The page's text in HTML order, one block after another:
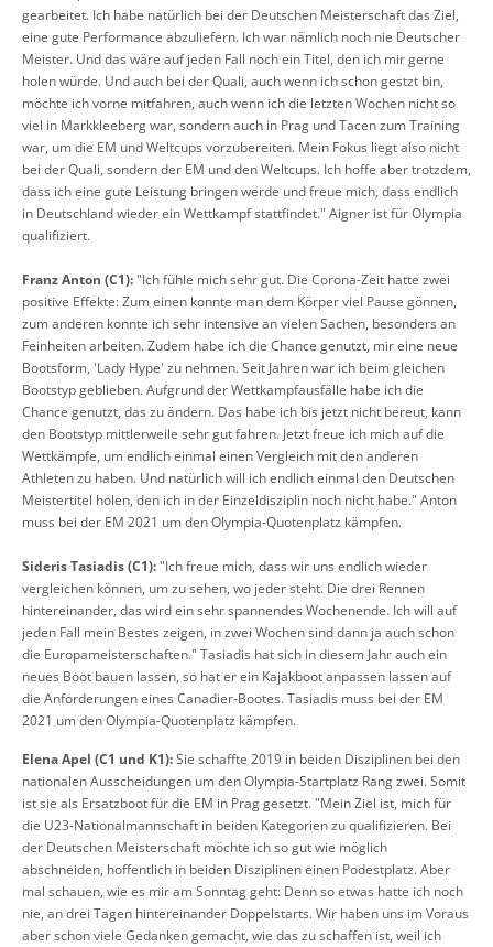
gearbeitet. Ich habe natürlich bei der Deutschen Meisterschaft das Ziel,
eine gute Performance abzuliefern. Ich war nämlich noch nie Deutscher
Meister. Und das wäre auf jeden Fall noch ein Titel, den ich mir gerne
holen würde. Und auch bei der Quali, auch wenn ich schon gestzt bin,
möchte ich vorne mitfahren, auch wenn ich die letzten Wochen nicht so
viel in Markkleeberg war, sondern auch in Prag und Tacen zum Training
war, um die EM und Weltcups vorzubereiten. Mein Fokus liegt also nicht
bei der Quali, sondern der EM und den Weltcups. Ich hoffe aber trotzdem,
dass ich eine gute Leistung bringen werde und freue mich, dass endlich
in Deutschland wieder ein Wettkampf stattfindet." Aigner ist für Olympia
qualifiziert.
Franz Anton (C1):"Ich fühle mich sehr gut. Die Corona-Zeit hatte zwei
positive Effekte: Zum einen konnte man dem Körper viel Pause gönnen,
zum anderen konnte ich sehr intensive an vielen Sachen, besonders an
Feinheiten arbeiten. Zudem habe ich die Chance genutzt, mir eine neue
Bootsform, 'Lady Hype' zu nehmen. Seit Jahren war ich beim gleichen
Bootstyp geblieben. Aufgrund der Wettkampfausfälle habe ich die
Chance genutzt, das zu ändern. Das habe ich bis jetzt nicht bereut, kann
den Bootstyp mittlerweile sehr gut fahren. Jetzt freue ich mich auf die
Wettkämpfe, um endlich einmal einen Vergleich mit den anderen
Athleten zu haben. Und natürlich will ich endlich einmal den Deutschen
Meistertitel holen, den ich in der Einzeldisziplin noch nicht habe." Anton
muss bei der EM 2021 um den Olympia-Quotenplatz kämpfen.
Sideris Tasiadis (C1):"Ich freue mich, dass wir uns endlich wieder
vergleichen können, um zu sehen, wo jeder steht. Die drei Rennen
hintereinander, das wird ein sehr spannendes Wochenende. Ich will auf
jeden Fall mein Bestes zeigen, in zwei Wochen sind dann ja auch schon
die Europameisterschaften." Tasiadis hat sich in diesem Jahr auch ein
neues Boot bauen lassen, so hat er ein Kajakboot anpassen lassen auf
die Anforderungen eines Canadier-Bootes. Tasiadis muss bei der EM
2021 um den Olympia-Quotenplatz kämpfen.
Elena Apel (C1 und K1):Sie schaffte 2019 in beiden Disziplinen bei den
nationalen Ausscheidungen um den Olympia-Startplatz Rang zwei. Somit
ist sie als Ersatzboot für die EM in Prag gesetzt. "Mein Ziel ist, mich für
die U23-Nationalmannschaft in beiden Kategorien zu qualifizieren. Bei
der Deutschen Meisterschaft möchte ich so gut wie möglich
abschneiden, hoffentlich in beiden Disziplinen einen Podestplatz. Aber
mal schauen, wie es mir am Sonntag geht: Denn so etwas hatte ich noch
nie, an drei Tagen hintereinander Doppelstarts. Wir haben uns im Voraus
aber schon viele Gedanken gemacht, wie das zu schaffen ist, weil ich